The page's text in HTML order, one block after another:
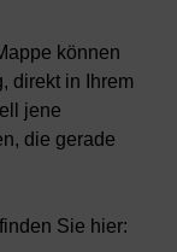
können
direkt in Ihrem
jene
die gerade
Sie hier: